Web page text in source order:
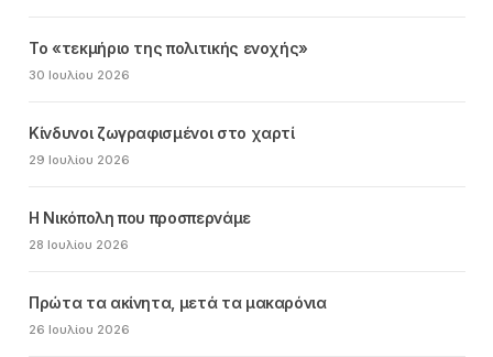
Το «τεκμήριο της πολιτικής ενοχής»
30 Ιουλίου 2026
Κίνδυνοι ζωγραφισμένοι στο χαρτί
29 Ιουλίου 2026
Η Νικόπολη που προσπερνάμε
28 Ιουλίου 2026
Πρώτα τα ακίνητα, μετά τα μακαρόνια
26 Ιουλίου 2026